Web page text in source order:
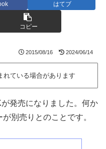
はてブ
コピー
2015/08/16 2024/06/14
れている場合があります
発売になりました。何か
別売りとのことです。